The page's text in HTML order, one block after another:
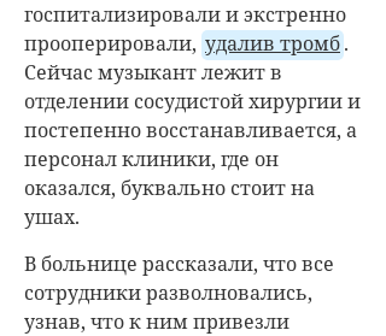
госпитализировали и экстренно
прооперировали, удалив тромб.
Сейчас музыкант лежит в
отделении сосудистой хирургии и
постепенно восстанавливается, а
персонал клиники, где он
оказался, буквально стоит на
ушах.
В больнице рассказали, что все
сотрудники разволновались,
узнав, что к ним привезли